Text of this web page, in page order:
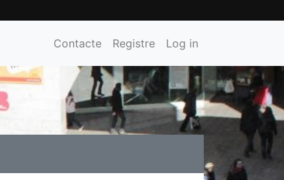
Contacte Registre Log in